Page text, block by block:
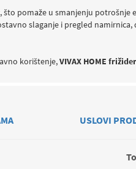
, što pomaže u smanjenju potrošnje
slaganje i pregled namirnica,
korištenje,VIVAX HOME
USLOVI